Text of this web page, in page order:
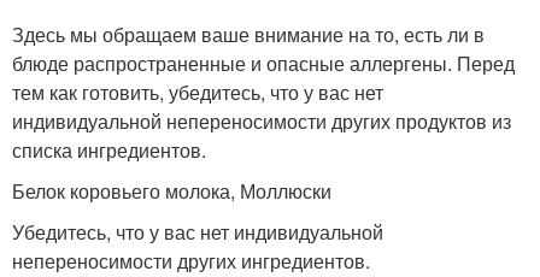
Здесь мы обращаем ваше внимание на то, есть ли в
блюде распространенные и опасные аллергены. Перед
тем как готовить, убедитесь, что у вас нет
индивидуальной непереносимости других продуктов из
списка ингредиентов.
Белок коровьего молока, Моллюски
Убедитесь, что у вас нет индивидуальной
непереносимости других ингредиентов.